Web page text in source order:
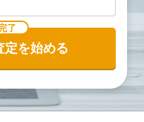
了
定を始める